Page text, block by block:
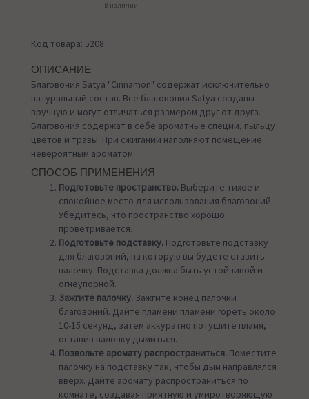
В наличии
Код товара: 5208
ОПИСАНИЕ
Благовония Satya "Cinnamon" содержат исключительно
натуральный состав. Все благовония Satya созданы
вручную и могут отличаться размером друг от друга.
Благовония содержат в себе ароматные специи, пыльцу
цветов и травы. При сжигании наполняют помещение
невероятным ароматом.
СПОСОБ ПРИМЕНЕНИЯ
Подготовьте пространство. Выберите тихое и
спокойное место для использования благовоний.
Убедитесь, что пространство хорошо
проветривается.
Подготовьте подставку. Подготовьте подставку
для благовоний, на которую вы будете ставить
палочку. Подставка должна быть устойчивой и
огнеупорной.
Зажгите палочку. Зажгите конец палочки
благовоний. Дайте пламени пламени гореть около
10-15 секунд, затем аккуратно потушите пламя,
оставив палочку дымиться.
Позвольте аромату распространиться. Поместите
палочку на подставку так, чтобы дым направлялся
вверх. Дайте аромату распространиться по
комнате, создавая приятную и умиротворяющую